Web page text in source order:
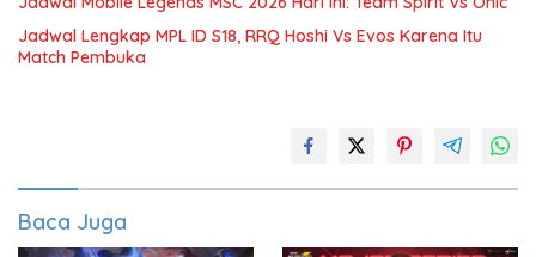
Jadwal Lengkap MPL ID S18, RRQ Hoshi Vs Evos Karena Itu
Match Pembuka
Baca Juga